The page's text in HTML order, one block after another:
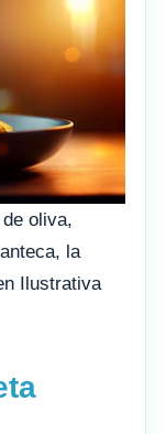
oliva,
la
Ilustrativa